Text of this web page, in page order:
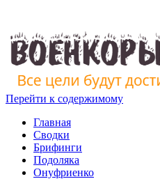
Перейти к содержимому
Главная
Сводки
Брифинги
Подоляка
Онуфриенко